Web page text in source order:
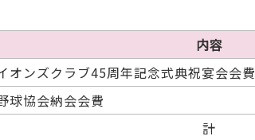
内容
オンズクラブ45周年記念式典祝宴会会費
球協会納会会費
計